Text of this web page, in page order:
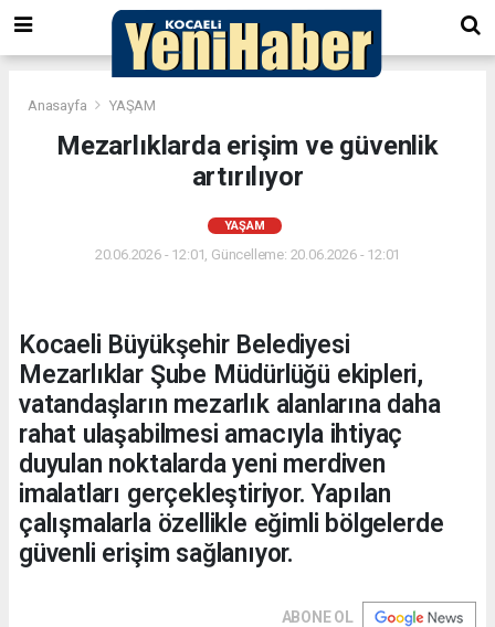
Anasayfa YAŞAM
Mezarlıklarda erişim ve güvenlik
artırılıyor
YAŞAM
20.06.2026 - 12:01, Güncelleme: 20.06.2026 - 12:01
Kocaeli Büyükşehir Belediyesi
Mezarlıklar Şube Müdürlüğü ekipleri,
vatandaşların mezarlık alanlarına daha
rahat ulaşabilmesi amacıyla ihtiyaç
duyulan noktalarda yeni merdiven
imalatları gerçekleştiriyor. Yapılan
çalışmalarla özellikle eğimli bölgelerde
güvenli erişim sağlanıyor.
ABONE OL